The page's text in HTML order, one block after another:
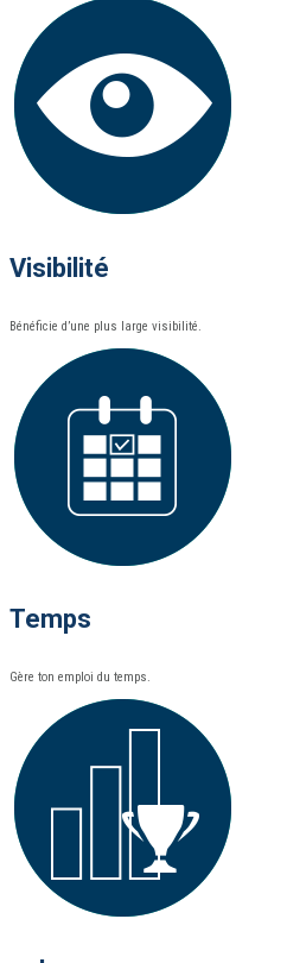
Visibilité
Bénéficie d’une plus large visibilité.
Temps
Gère ton emploi du temps.